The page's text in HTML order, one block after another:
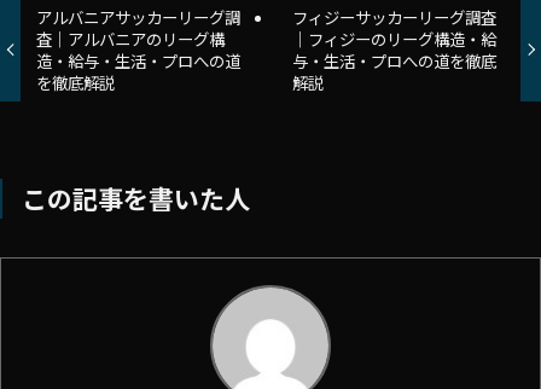
アルバニアサッカーリーグ調
査｜アルバニアのリーグ構
造・給与・生活・プロへの道
を徹底解説
フィジーサッカーリーグ調査
｜フィジーのリーグ構造・給
与・生活・プロへの道を徹底
解説
この記事を書いた人